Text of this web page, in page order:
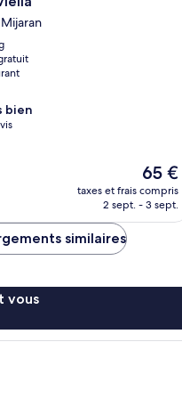
bien
Le
nouveau
prix
65 €
taxes et frais compris
2 sept. - 3 sept.
similaires
vous